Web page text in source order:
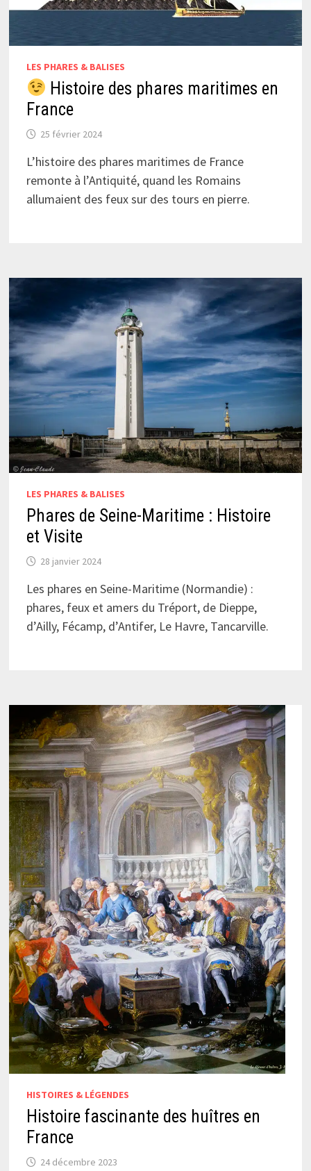
LES PHARES & BALISES
Histoire des phares maritimes en
France
25 février 2024
L’histoire des phares maritimes de France
remonte à l’Antiquité, quand les Romains
allumaient des feux sur des tours en pierre.
LES PHARES & BALISES
Phares de Seine-Maritime : Histoire
et Visite
28 janvier 2024
Les phares en Seine-Maritime (Normandie) :
phares, feux et amers du Tréport, de Dieppe,
d’Ailly, Fécamp, d’Antifer, Le Havre, Tancarville.
HISTOIRES & LÉGENDES
Histoire fascinante des huîtres en
France
24 décembre 2023